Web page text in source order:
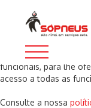
Defina as
para este
Este website utiliza
funcionais, para lhe
acesso a todas as
Consulte a nossa